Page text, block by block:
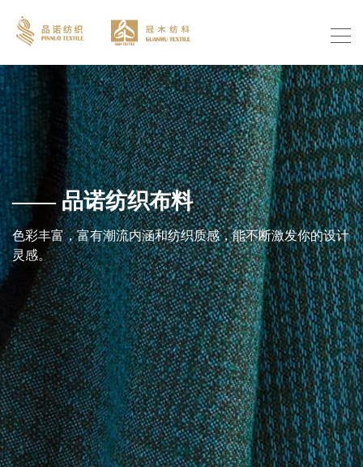
—— 品诺纺织布料
色彩丰富，富有潮流内涵和纺织质感，能不断激发你的设计
灵感。